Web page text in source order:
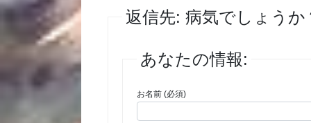
返信先: 病気でしょうか
あなたの情報:
お名前 (必須)